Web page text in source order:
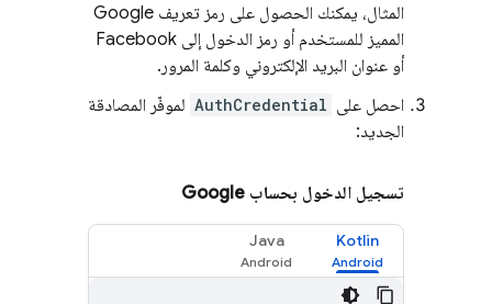
المثال، يمكنك الحصول على رمز تعريف Google
المميز للمستخدم أو رمز الدخول إلى Facebook
أو عنوان البريد الإلكتروني وكلمة المرور.
احصل على AuthCredential لموفّر المصادقة
الجديد:
تسجيل الدخول بحساب Google
Kotlin
Java